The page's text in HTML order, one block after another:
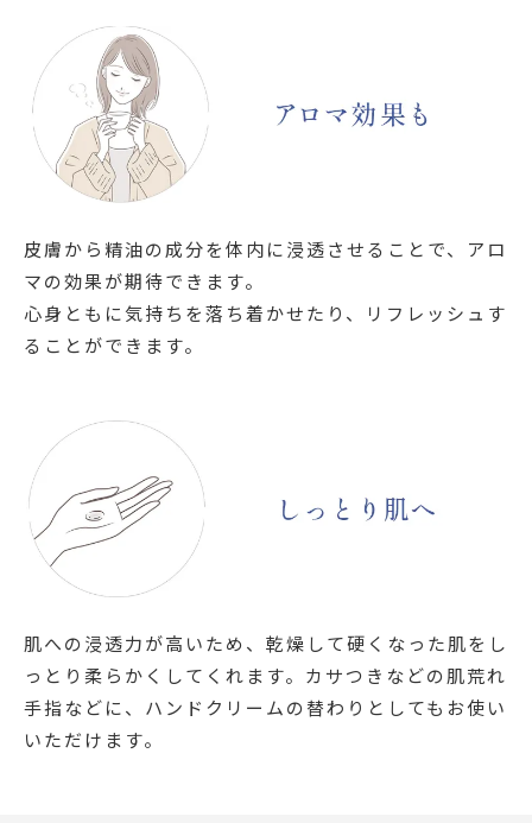
皮膚から精油の成分を体内に浸透させることで、アロ
マの効果が期待できます。
心身ともに気持ちを落ち着かせたり、リフレッシュす
ることができます。
肌への浸透力が高いため、乾燥して硬くなった肌をし
っとり柔らかくしてくれます。カサつきなどの肌荒れ
手指などに、ハンドクリームの替わりとしてもお使い
いただけます。